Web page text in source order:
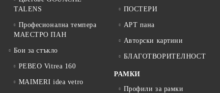
TALENS
Професионална темпера
МАЕСТРО ПАН
Бои за стъкло
PEBEO Vitrea 160
MAIMERI idea vetro
ПОСТЕРИ
АРТ пана
Авторски картини
БЛАГОТВОРИТЕЛНОСТ
РАМКИ
Профили за рамки